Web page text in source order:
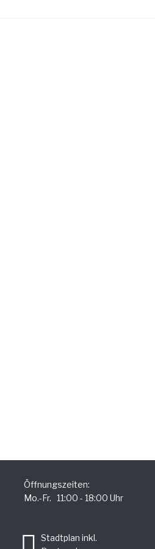
Öffnungszeiten:
Mo.-Fr. 11:00 - 18:00 Uhr
Stadtplan inkl.